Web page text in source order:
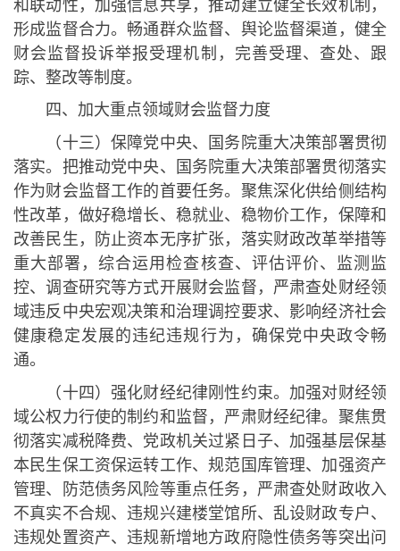
和联动性，加强信息共享，推动建立健全长效机制，
形成监督合力。畅通群众监督、舆论监督渠道，健全
财会监督投诉举报受理机制，完善受理、查处、跟
踪、整改等制度。
四、加大重点领域财会监督力度
（十三）保障党中央、国务院重大决策部署贯彻
落实。把推动党中央、国务院重大决策部署贯彻落实
作为财会监督工作的首要任务。聚焦深化供给侧结构
性改革，做好稳增长、稳就业、稳物价工作，保障和
改善民生，防止资本无序扩张，落实财政改革举措等
重大部署，综合运用检查核查、评估评价、监测监
控、调查研究等方式开展财会监督，严肃查处财经领
域违反中央宏观决策和治理调控要求、影响经济社会
健康稳定发展的违纪违规行为，确保党中央政令畅
通。
（十四）强化财经纪律刚性约束。加强对财经领
域公权力行使的制约和监督，严肃财经纪律。聚焦贯
彻落实减税降费、党政机关过紧日子、加强基层保基
本民生保工资保运转工作、规范国库管理、加强资产
管理、防范债务风险等重点任务，严肃查处财政收入
不真实不合规、违规兴建楼堂馆所、乱设财政专户、
违规处置资产、违规新增地方政府隐性债务等突出问